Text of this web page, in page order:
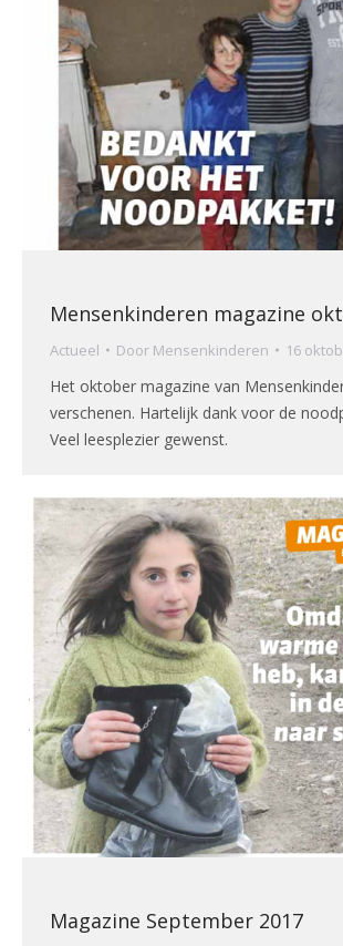
Mensenkinderen magazine
Actueel Door Mensenkinderen 16
Het oktober magazine van
verschenen. Hartelijk dank voor de
Veel leesplezier gewenst.
Magazine September 2017